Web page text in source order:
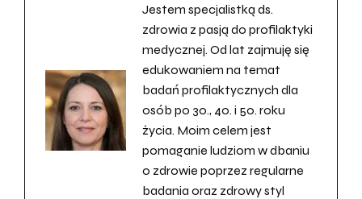
Jestem specjalistką ds.
zdrowia z pasją do profilaktyki
medycznej. Od lat zajmuję się
edukowaniem na temat
badań profilaktycznych dla
osób po 30., 40. i 50. roku
życia. Moim celem jest
pomaganie ludziom w dbaniu
o zdrowie poprzez regularne
badania oraz zdrowy styl